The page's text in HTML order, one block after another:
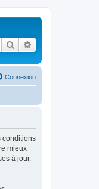
Rechercher
Connexion
conditions
mieux
à jour.